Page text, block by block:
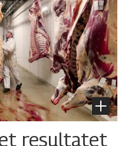
resultatet